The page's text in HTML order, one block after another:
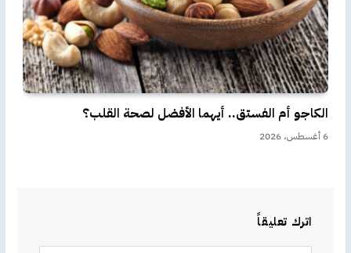
الكاجو أم الفستق.. أيهما الأفضل لصحة القلب؟
6 أغسطس، 2026
اترك تعليقاً